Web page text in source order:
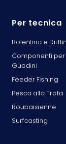
Per tecnica
Bolentino e
Componenti per
Guadini
Feeder Fishing
Pesca alla Trota
Roubaisienne
Surfcasting